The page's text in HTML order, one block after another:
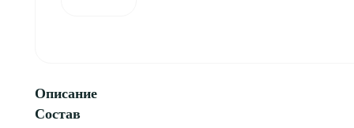
Описание
Состав